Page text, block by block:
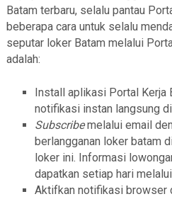
Batam terbaru, selalu pantau
beberapa cara untuk selalu
seputar loker Batam melalui
adalah:
Install aplikasi Portal Kerja
notifikasi instan langsung di
Subscribemelalui email
berlangganan loker batam
loker ini. Informasi
dapatkan setiap hari
Aktifkan notifikasi browser